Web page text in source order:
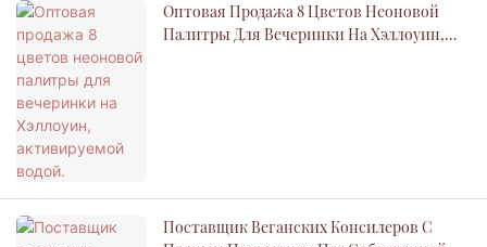
Оптовая Продажа 8 Цветов Неоновой
Палитры Для Вечеринки На Хэллоуин,
Поставщик Веганских Консилеров С